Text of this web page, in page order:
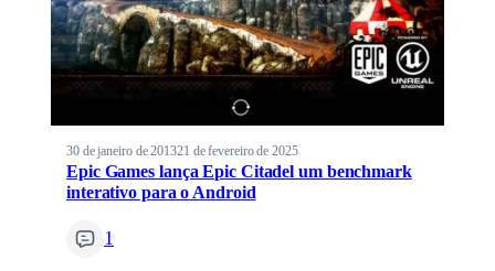
30 de janeiro de 201321 de fevereiro de 2025
Epic Games lança Epic Citadel um benchmark
interativo para o Android
1